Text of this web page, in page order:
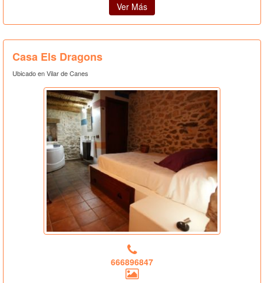
Ver Más
Casa Els Dragons
Ubicado en Vilar de Canes
666896847